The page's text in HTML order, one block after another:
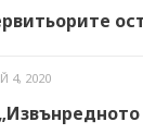
4, 2020